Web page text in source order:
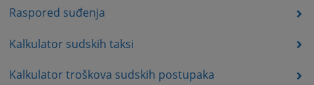
Raspored suđenja
Kalkulator sudskih taksi
Kalkulator troškova sudskih postupaka